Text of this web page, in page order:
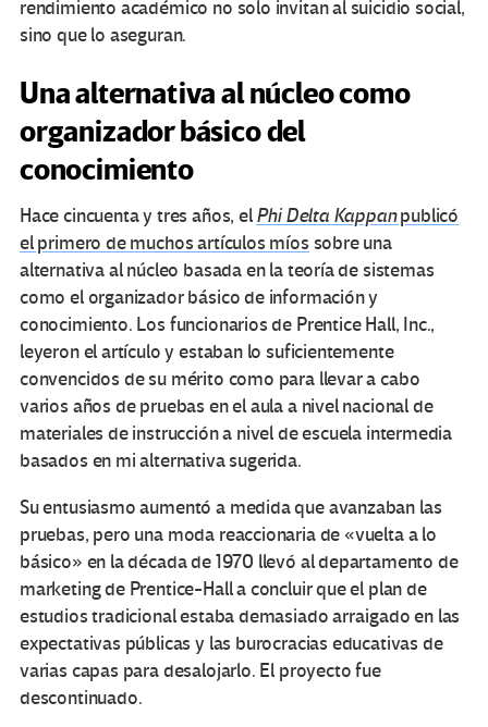
rendimiento académico no solo invitan al suicidio social,
sino que lo aseguran.
Una alternativa al núcleo como
organizador básico del
conocimiento
Hace cincuenta y tres años, elPhi Delta Kappanpublicó
el primero de muchos artículos míos sobre una
alternativa al núcleo basada en la teoría de sistemas
como el organizador básico de información y
conocimiento. Los funcionarios de Prentice Hall, Inc.,
leyeron el artículo y estaban lo suficientemente
convencidos de su mérito como para llevar a cabo
varios años de pruebas en el aula a nivel nacional de
materiales de instrucción a nivel de escuela intermedia
basados ​​en mi alternativa sugerida.
Su entusiasmo aumentó a medida que avanzaban las
pruebas, pero una moda reaccionaria de «vuelta a lo
básico» en la década de 1970 llevó al departamento de
marketing de Prentice-Hall a concluir que el plan de
estudios tradicional estaba demasiado arraigado en las
expectativas públicas y las burocracias educativas de
varias capas para desalojarlo. El proyecto fue
descontinuado.